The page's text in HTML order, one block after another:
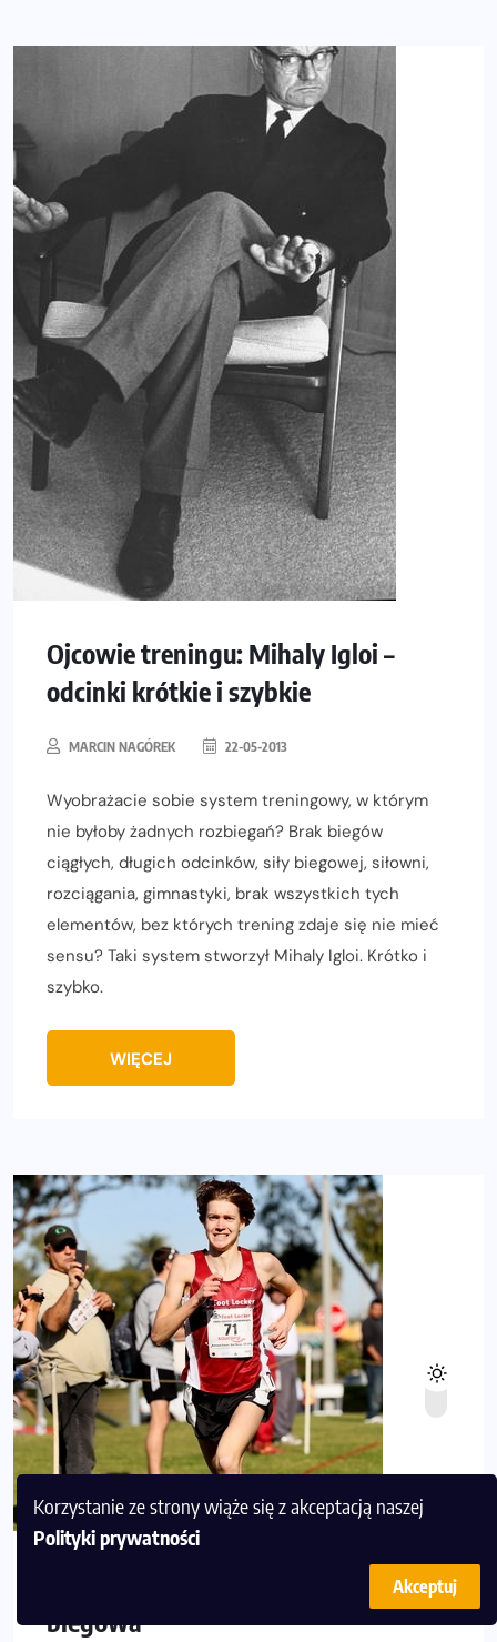
Korzystanie ze strony wiąże się z akceptacją naszej
Polityki prywatności
Akceptuj
Ojcowie treningu: Mihaly Igloi –
odcinki krótkie i szybkie
MARCIN NAGÓREK 22-05-2013
Wyobrażacie sobie system treningowy, w którym
nie byłoby żadnych rozbiegań? Brak biegów
ciągłych, długich odcinków, siły biegowej, siłowni,
rozciągania, gimnastyki, brak wszystkich tych
elementów, bez których trening zdaje się nie mieć
sensu? Taki system stworzył Mihaly Igloi. Krótko i
szybko.
WIĘCEJ
Misja maraton: Rytmy i zabawa
biegowa